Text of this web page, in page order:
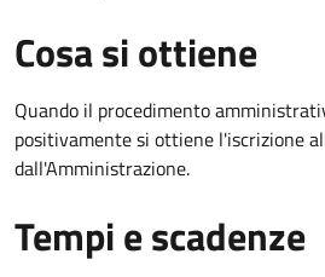
Cosa si ottiene
Quando il procedimento
positivamente si ottiene l'iscrizione
dall'Amministrazione.
Tempi e scadenze